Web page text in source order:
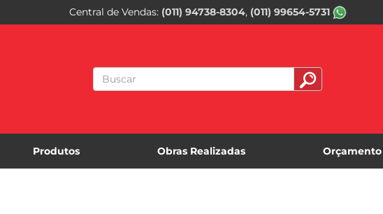
Central de Vendas (011) 94738-8304 (011) 99654-5731
Produtos Obras Realizadas Orçamento